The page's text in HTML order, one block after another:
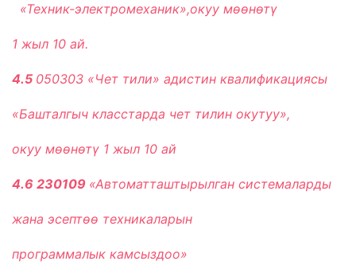
«Техник-электромеханик»,окуу мѳѳнѳтү
1 жыл 10 ай.
4.5 050303 «Чет тили» адистин квалификациясы
«Башталгыч класстарда чет тилин окутуу»,
окуу мөөнөтү 1 жыл 10 ай
4.6 230109 «Автоматташтырылган системаларды
жана эсептөө техникаларын
программалык камсыздоо»